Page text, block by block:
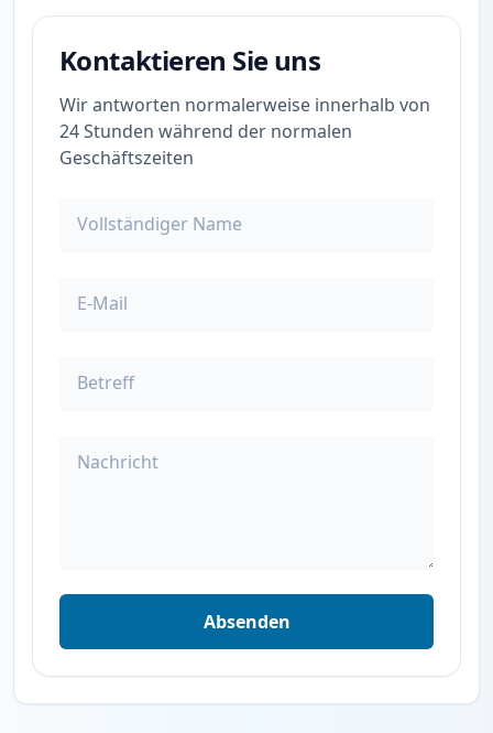
Kontaktieren Sie uns
Wir antworten normalerweise innerhalb von
24 Stunden während der normalen
Geschäftszeiten
Absenden